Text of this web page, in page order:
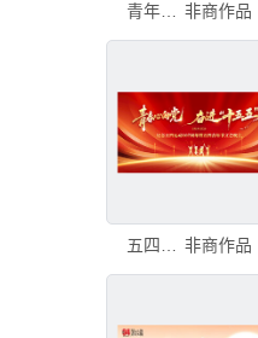
青年活动绚丽简洁简约 非商作品
非商作品